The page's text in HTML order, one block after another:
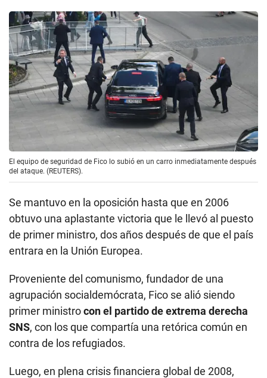
El equipo de seguridad de Fico lo subió en un carro inmediatamente después
del ataque. (REUTERS).
Se mantuvo en la oposición hasta que en 2006
obtuvo una aplastante victoria que le llevó al puesto
de primer ministro, dos años después de que el país
entrara en la Unión Europea.
Proveniente del comunismo, fundador de una
agrupación socialdemócrata, Fico se alió siendo
primer ministrocon el partido de extrema derecha
SNS, con los que compartía una retórica común en
contra de los refugiados.
Luego, en plena crisis financiera global de 2008,